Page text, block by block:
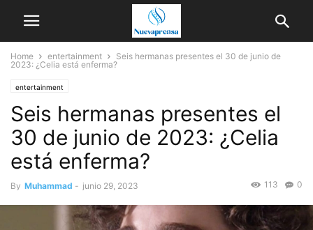
Home entertainment
Seis hermanas presentes el 30 de junio de
2023: ¿Celia está enferma?
entertainment
Seis hermanas presentes el
30 de junio de 2023: ¿Celia
está enferma?
By Muhammad - junio 29, 2023 0
113